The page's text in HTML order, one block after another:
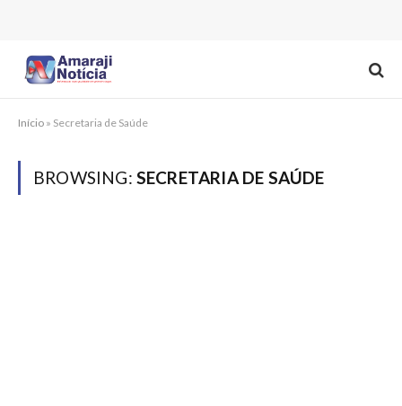
Início » Secretaria de Saúde
BROWSING: SECRETARIA DE SAÚDE